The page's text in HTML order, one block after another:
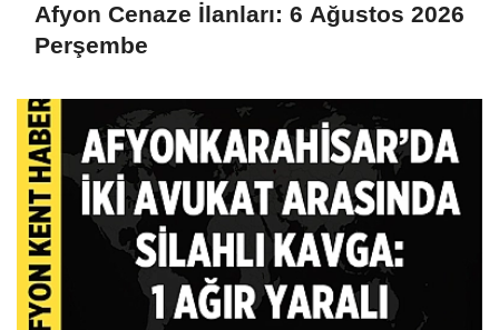
Afyon Cenaze İlanları: 6 Ağustos 2026
Perşembe